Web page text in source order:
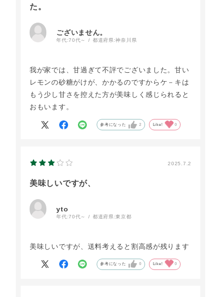
た。
ございません。
年代:70代～ 都道府県:神奈川県
我が家では、甘過ぎて不評でございました。甘い
レモンの砂糖がけが、かかるのですからケ－キは
もう少し甘さを控えた方が美味しく感じられると
おもいます。
参考になった 2 Like! 0
2025.7.2
美味しいですが、
yto
年代:70代～ 都道府県:東京都
美味しいですが、送料考えると割高感が残ります
参考になった 0 Like! 0